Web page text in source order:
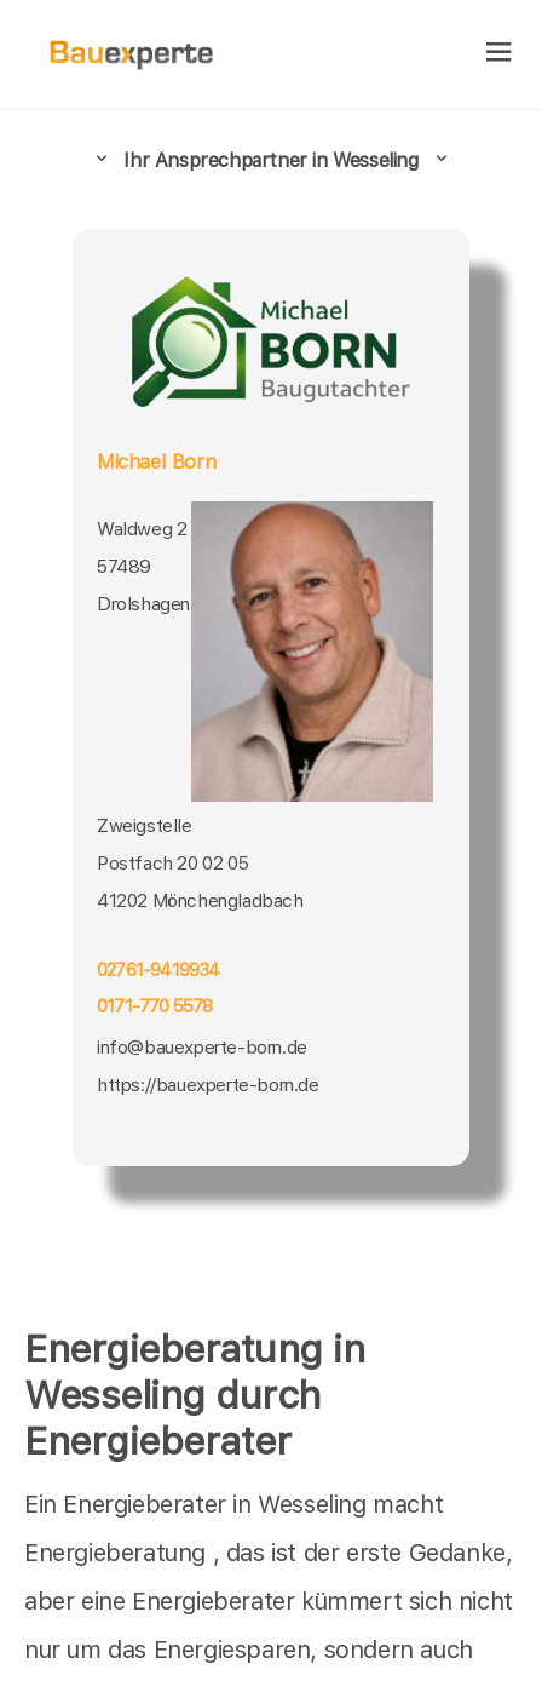
Energieberatung in
Wesseling durch
Energieberater
Ein Energieberater in Wesseling macht
Energieberatung , das ist der erste Gedanke,
aber eine Energieberater kümmert sich nicht
nur um das Energiesparen, sondern auch
Ihr Ansprechpartner in Wesseling
Michael Born
Waldweg 2
57489
Drolshagen
Zweigstelle
Postfach 20 02 05
41202 Mönchengladbach
02761-9419934
0171-770 5578
info@bauexperte-born.de
https://bauexperte-born.de